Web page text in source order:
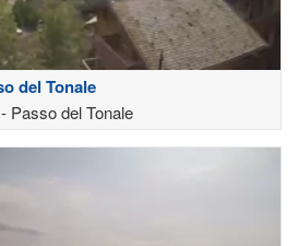
del Tonale
Passo del Tonale